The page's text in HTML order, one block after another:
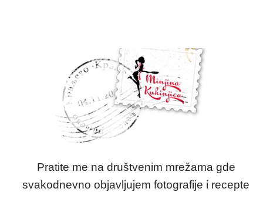
Pratite me na društvenim mrežama gde
svakodnevno objavljujem fotografije i recepte